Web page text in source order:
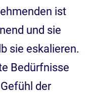
ist
und sie
sie eskalieren.
Bedürfnisse
der